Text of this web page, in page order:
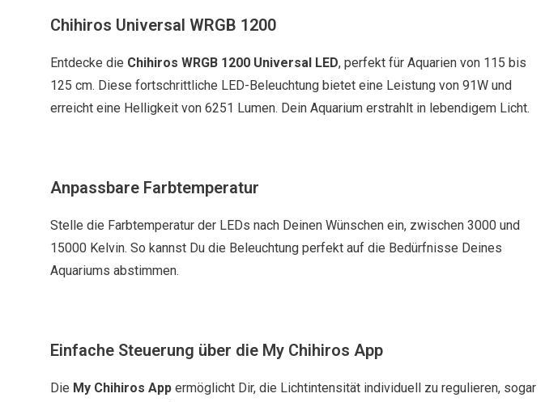
Chihiros Universal WRGB 1200
Entdecke die Chihiros WRGB 1200 Universal LED, perfekt für Aquarien von 115 bis
125 cm. Diese fortschrittliche LED-Beleuchtung bietet eine Leistung von 91W und
erreicht eine Helligkeit von 6251 Lumen. Dein Aquarium erstrahlt in lebendigem Licht.
Anpassbare Farbtemperatur
Stelle die Farbtemperatur der LEDs nach Deinen Wünschen ein, zwischen 3000 und
15000 Kelvin. So kannst Du die Beleuchtung perfekt auf die Bedürfnisse Deines
Aquariums abstimmen.
Einfache Steuerung über die My Chihiros App
Die My Chihiros App ermöglicht Dir, die Lichtintensität individuell zu regulieren, sogar